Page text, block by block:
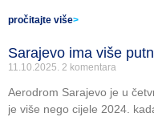
pročitajte više>
Sarajevo ima više
11.10.2025. 2 komentara
Aerodrom Sarajevo je u
je više nego cijele 2024.